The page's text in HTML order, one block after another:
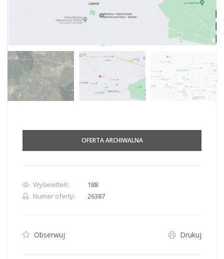
OFERTA ARCHIWALNA
Wyświetleń:
188
Numer oferty:
26387
Obserwuj Drukuj